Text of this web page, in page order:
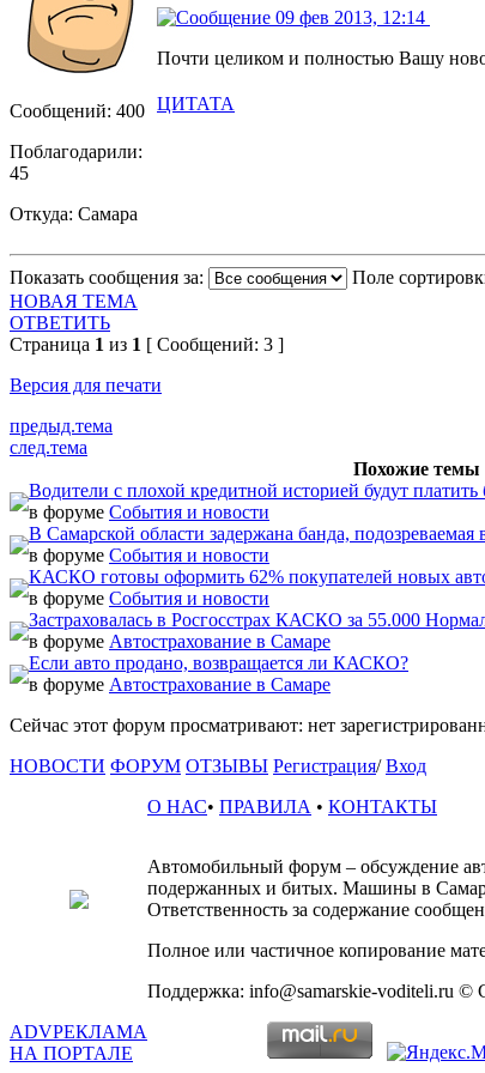
Сообщений: 400
Поблагодарили:
45
Откуда: Самара
09 фев 2013, 12:14
Почти целиком и полностью Вашу
ЦИТАТА
Показать сообщения за:
Поле
НОВАЯ ТЕМА
ОТВЕТИТЬ
Страница 1 из 1 [ Сообщений: 3 ]
Версия для печати
предыд.тема
след.тема
Похожие темы
Водители с плохой кредитной историей будут
в форуме События и новости
В Самарской области задержана банда,
в форуме События и новости
КАСКО готовы оформить 62% покупателей новых
в форуме События и новости
Застраховалась в Росгосстрах КАСКО за 55.000
в форуме Автострахование в Самаре
Если авто продано, возвращается ли КАСКО?
в форуме Автострахование в Самаре
Сейчас этот форум просматривают: нет
НОВОСТИ ФОРУМ ОТЗЫВЫ Регистрация/ Вход
О НАС• ПРАВИЛА • КОНТАКТЫ
Автомобильный форум – обсуждение
подержанных и битых. Машины в
Ответственность за содержание
Полное или частичное копирование
Поддержка: info@samarskie-voditeli.ru ©
ADVРЕКЛАМА
НА ПОРТАЛЕ